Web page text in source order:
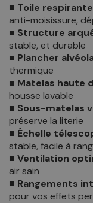
■ Toile
anti-moisissure,
■ Structure
stable, et durable
■ Plancher
thermique
■ Matelas haute
housse lavable
■ Sous-matelas
préserve la literie
■ Échelle
stable, facile à
■ Ventilation
air sain
■ Rangements
pour vos effets